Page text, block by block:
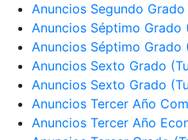
Anuncios Segundo
Anuncios Séptimo Grado
Anuncios Séptimo Grado
Anuncios Sexto Grado
Anuncios Sexto Grado
Anuncios Tercer Año
Anuncios Tercer Año